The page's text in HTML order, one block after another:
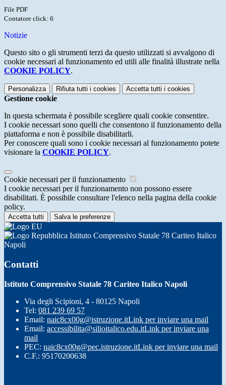
File PDF
Contatore click: 6
Notizie
Questo sito o gli strumenti terzi da questo utilizzati si avvalgono di
cookie necessari al funzionamento ed utili alle finalità illustrate nella
COOKIE POLICY.
Personalizza Rifiuta tutti i cookies Accetta tutti i cookies
Gestione cookie
In questa schermata è possibile scegliere quali cookie consentire.
I cookie necessari sono quelli che consentono il funzionamento della
piattaforma e non è possibile disabilitarli.
Per conoscere quali sono i cookie necessari al funzionamento potete
visionare la COOKIE POLICY.
Cookie necessari per il funzionamento
I cookie necessari per il funzionamento non possono essere
disabilitati. È possibile consultare l'elenco nella pagina della cookie
policy.
Accetta tutti Salva le preferenze
Istituto Comprensivo Statale 78 Cariteo Italico
Napoli
Contatti
Istituto Comprensivo Statale 78 Cariteo Italico Napoli
Via degli Scipioni, 4 - 80125 Napoli
Tel: 081 239 69 57
Email: naic8cx00g@istruzione.itLink per inviare una mail
Email: accessibilita@silioitalico.edu.itLink per inviare una
mail
PEC: naic8cx00g@pec.istruzione.itLink per inviare una mail
C.F.: 95170200638